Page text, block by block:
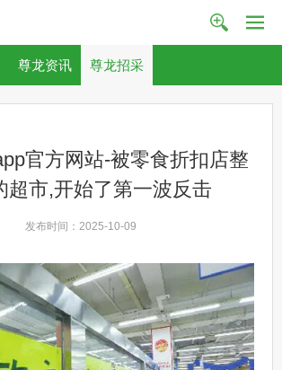
尊龙资讯 尊龙招采
官方网站-被零食折扣店整
超市,开始了第一波反击
发布时间：2025-10-09